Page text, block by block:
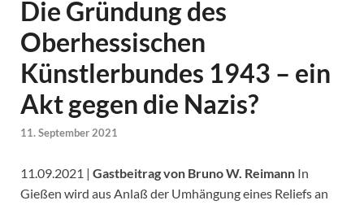
Die Gründung des
Oberhessischen
Künstlerbundes 1943 – ein
Akt gegen die Nazis?
11. September 2021
11.09.2021 | Gastbeitrag von Bruno W. Reimann In
Gießen wird aus Anlaß der Umhängung eines Reliefs an